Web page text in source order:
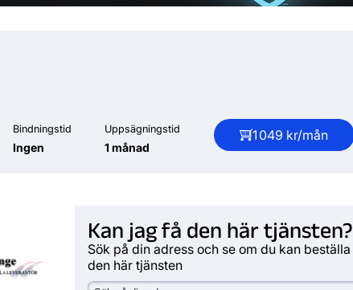
Bindningstid
Ingen
Uppsägningstid
1 månad
1 049 kr/mån
Kan jag få den här tjänsten?
Sök på din adress och se om du kan beställa
den här tjänsten